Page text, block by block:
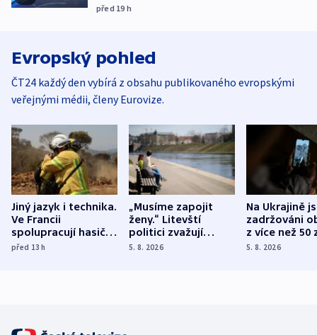
před 19 h
Evropský pohled
ČT24 každý den vybírá z obsahu publikovaného evropskými
veřejnými médii, členy Eurovize.
Jiný jazyk i technika.
Ve Francii
spolupracují hasiči z
různých zemí
před 13h
„Musíme zapojit
ženy.“ Litevští
politici zvažují
dohodu o
5. 8. 2026
Na Ukrajině
zadržováni
z více než 50
Bojovali na
5. 8. 2026